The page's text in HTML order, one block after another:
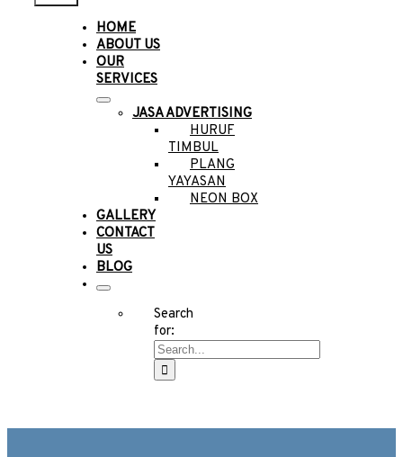
HOME
ABOUT US
OUR
SERVICES
JASA ADVERTISING
HURUF
TIMBUL
PLANG
YAYASAN
NEON BOX
GALLERY
CONTACT
US
BLOG
Search
for: